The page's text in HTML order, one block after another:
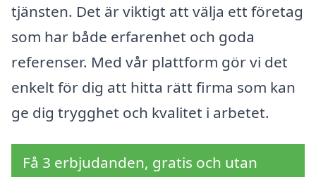
tjänsten. Det är viktigt att välja ett företag
som har både erfarenhet och goda
referenser. Med vår plattform gör vi det
enkelt för dig att hitta rätt firma som kan
ge dig trygghet och kvalitet i arbetet.
Få 3 erbjudanden, gratis och utan